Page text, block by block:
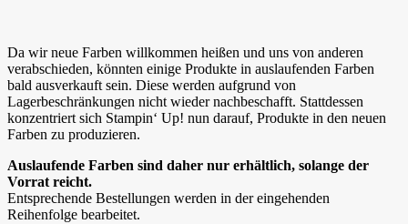
Da wir neue Farben willkommen heißen und uns von anderen
verabschieden, könnten einige Produkte in auslaufenden Farben
bald ausverkauft sein. Diese werden aufgrund von
Lagerbeschränkungen nicht wieder nachbeschafft. Stattdessen
konzentriert sich Stampin‘ Up! nun darauf, Produkte in den neuen
Farben zu produzieren.
Auslaufende Farben sind daher nur erhältlich, solange der
Vorrat reicht.
Entsprechende Bestellungen werden in der eingehenden
Reihenfolge bearbeitet.